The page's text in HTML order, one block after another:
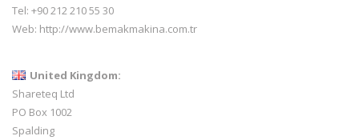
Tel: +90 212 210 55 30
Web: http://www.bemakmakina.com.tr
United Kingdom:
Shareteq Ltd
PO Box 1002
Spalding